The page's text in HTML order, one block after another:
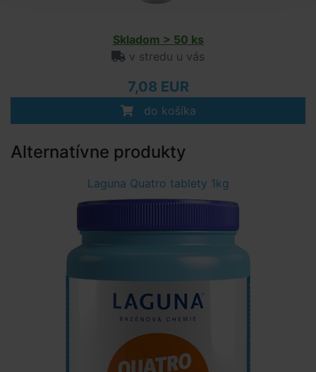
Skladom > 50 ks
v stredu u vás
7,08 EUR
do košíka
Alternatívne produkty
Laguna Quatro tablety 1kg